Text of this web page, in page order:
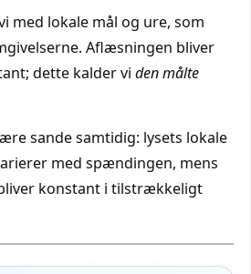
med lokale mål og ure, som
Aflæsningen bliver
dette kalder vi den målte
sande samtidig: lysets lokale
med spændingen, mens
konstant i tilstrækkeligt